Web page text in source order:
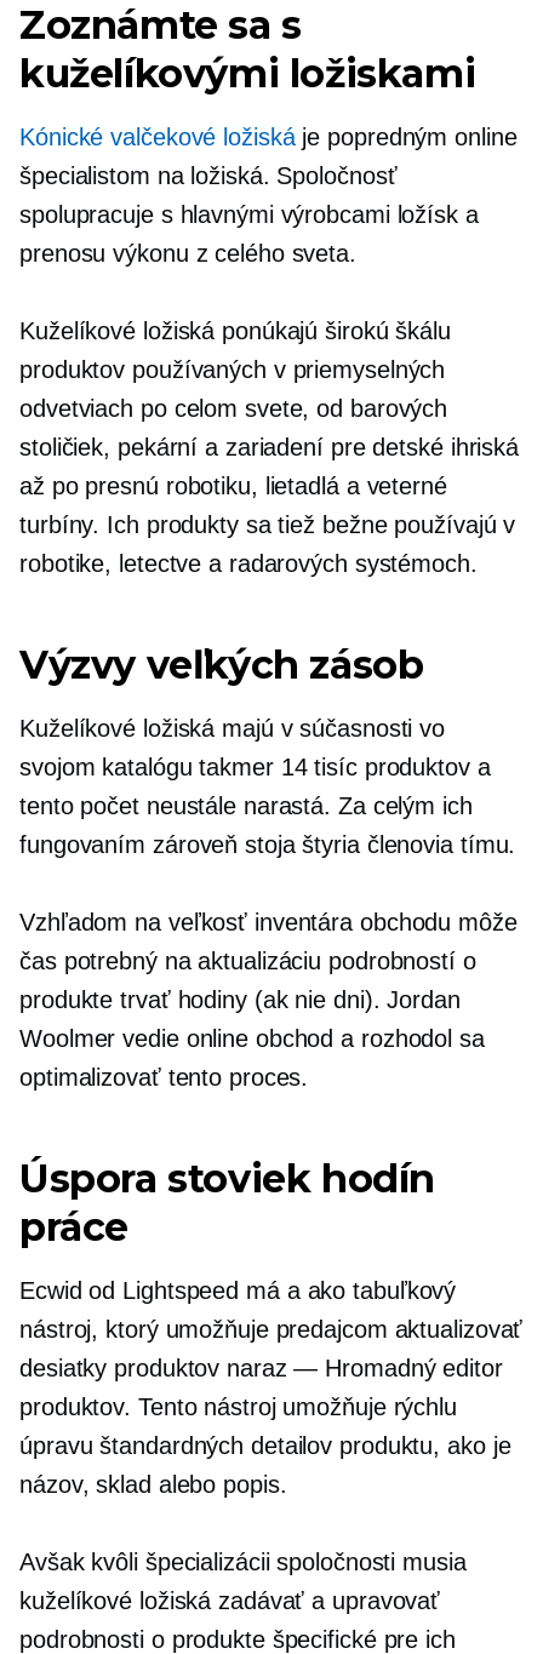
Zoznámte sa s
kuželíkovými ložiskami
Kónické valčekové ložiskáje popredným online
špecialistom na ložiská. Spoločnosť
spolupracuje s hlavnými výrobcami ložísk a
prenosu výkonu z celého sveta.
Kuželíkové ložiská ponúkajú širokú škálu
produktov používaných v priemyselných
odvetviach po celom svete, od barových
stoličiek, pekární a zariadení pre detské ihriská
až po presnú robotiku, lietadlá a veterné
turbíny. Ich produkty sa tiež bežne používajú v
robotike, letectve a radarových systémoch.
Výzvy veľkých zásob
Kuželíkové ložiská majú v súčasnosti vo
svojom katalógu takmer 14 tisíc produktov a
tento počet neustále narastá. Za celým ich
fungovaním zároveň stoja štyria členovia tímu.
Vzhľadom na veľkosť inventára obchodu môže
čas potrebný na aktualizáciu podrobností o
produkte trvať hodiny (ak nie dni). Jordan
Woolmer vedie online obchod a rozhodol sa
optimalizovať tento proces.
Úspora stoviek hodín
práce
Ecwid od Lightspeed má a ako tabuľkový
nástroj, ktorý umožňuje predajcom aktualizovať
desiatky produktov naraz — Hromadný editor
produktov. Tento nástroj umožňuje rýchlu
úpravu štandardných detailov produktu, ako je
názov, sklad alebo popis.
Avšak kvôli špecializácii spoločnosti musia
kuželíkové ložiská zadávať a upravovať
podrobnosti o produkte špecifické pre ich